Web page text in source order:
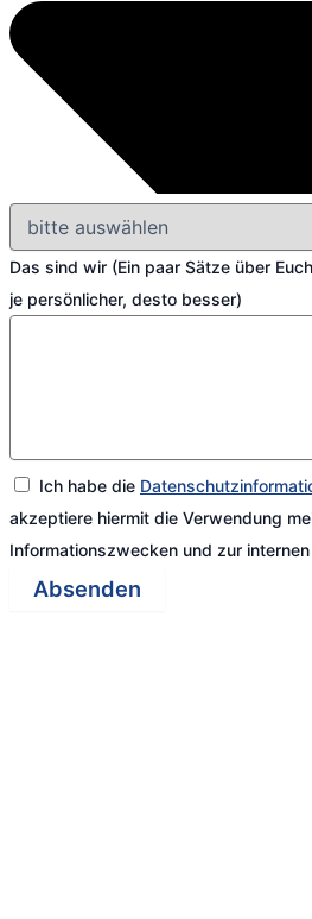
Das sind wir (Ein paar Sätze über
je persönlicher, desto besser)
Ich habe die
akzeptiere hiermit die Verwendung
Informationszwecken und zur
Absenden